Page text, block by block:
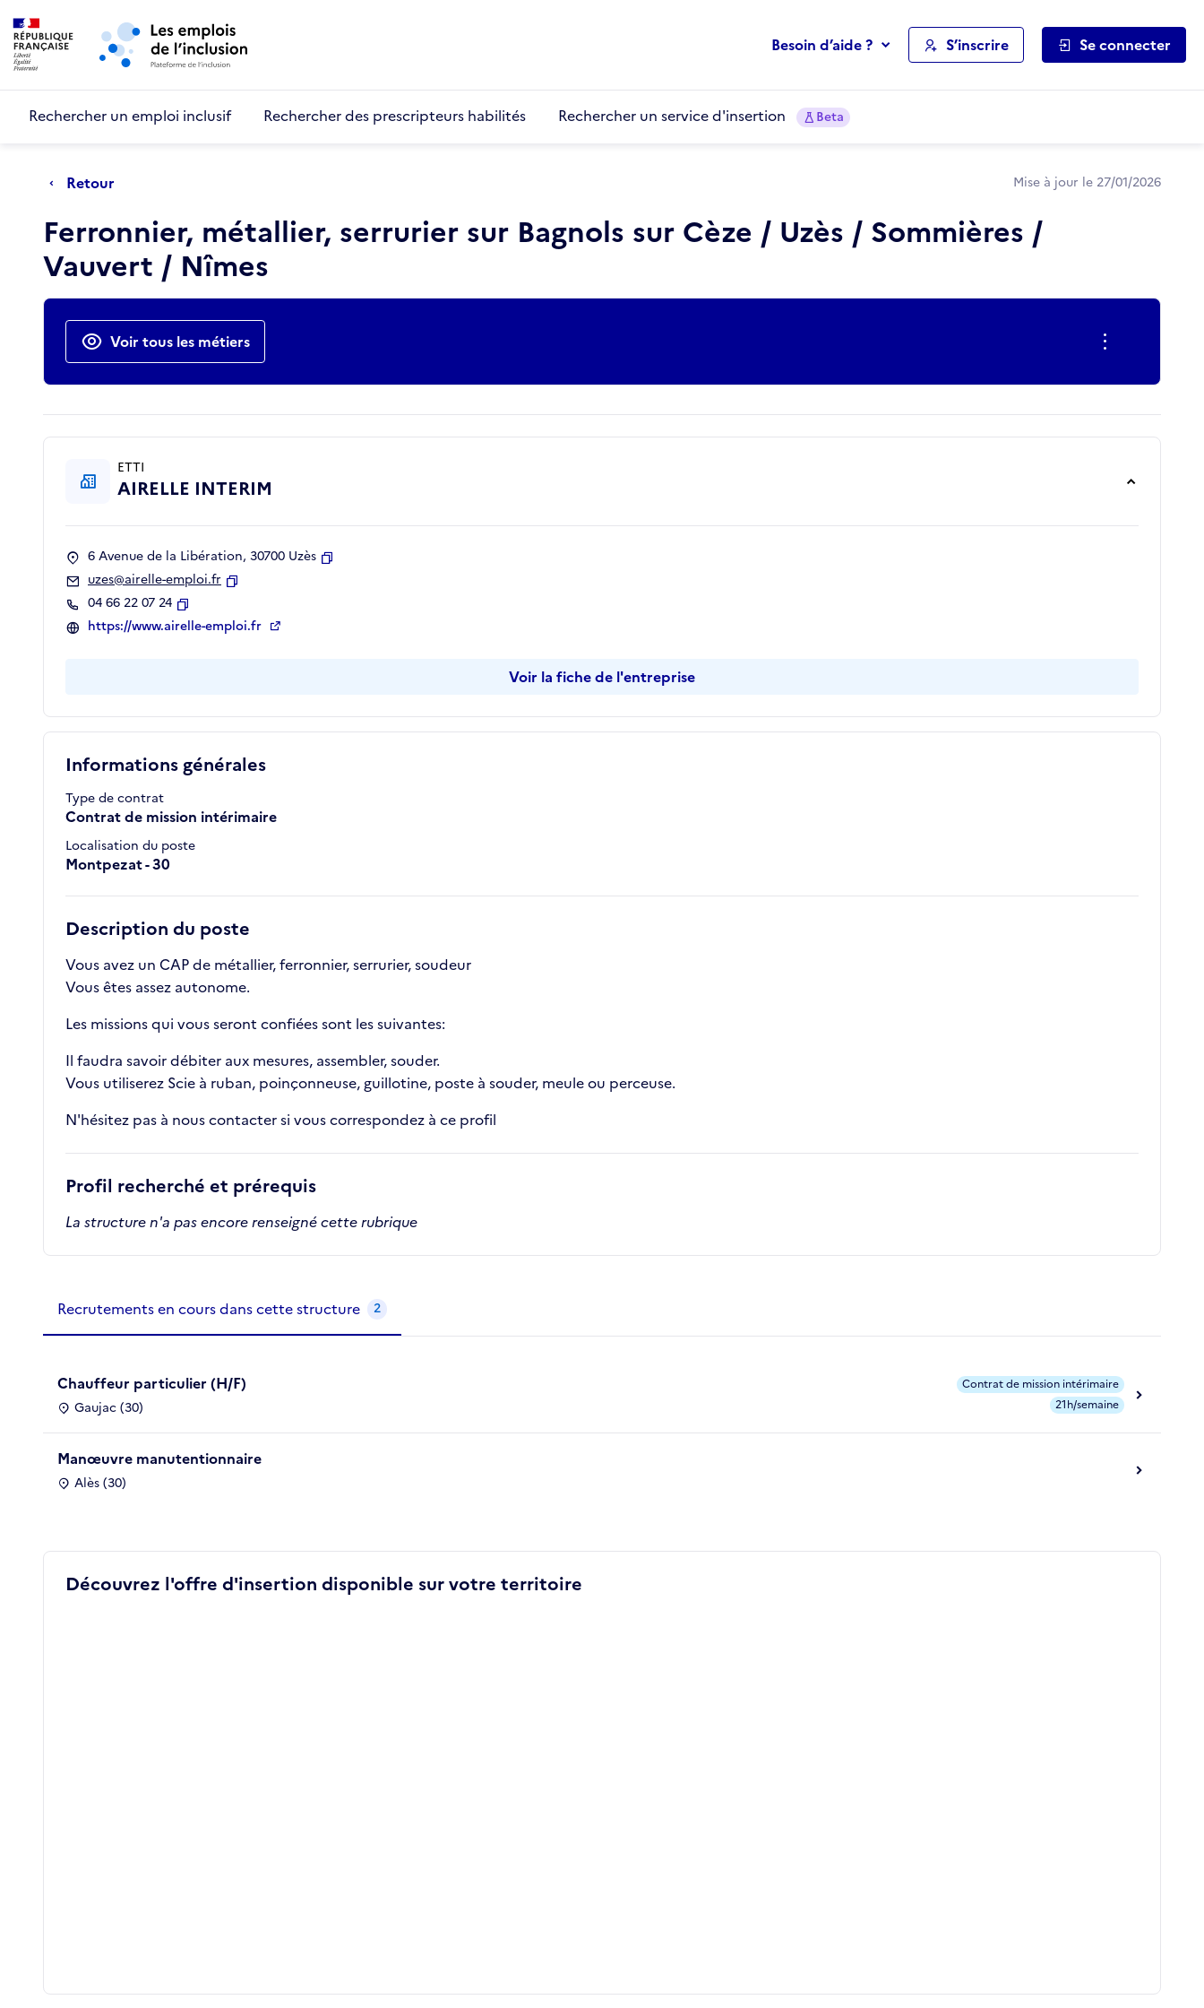
Aller au menu principal
Besoin d’aide ? S’inscrire Se connecter
Rechercher un emploi inclusif Rechercher des prescripteurs habilités Rechercher un service d'insertion Beta
Retour Mise à jour le 27/01/2026
Ferronnier, métallier, serrurier sur Bagnols sur Cèze / Uzès / Sommières /
Vauvert / Nîmes
Actions rapides
Voir tous les métiers
Informations générales
Type de contrat
Contrat de mission intérimaire
Localisation du poste
Montpezat - 30
Description du poste
Vous avez un CAP de métallier, ferronnier, serrurier, soudeur
Vous êtes assez autonome.
Les missions qui vous seront confiées sont les suivantes:
Il faudra savoir débiter aux mesures, assembler, souder.
Vous utiliserez Scie à ruban, poinçonneuse, guillotine, poste à souder, meule ou perceuse.
N'hésitez pas à nous contacter si vous correspondez à ce profil
Profil recherché et prérequis
La structure n'a pas encore renseigné cette rubrique
ETTI
AIRELLE INTERIM
6 Avenue de la Libération, 30700 Uzès
uzes@airelle-emploi.fr
04 66 22 07 24
Copier
https://www.airelle-emploi.fr
Voir la fiche de l'entreprise
Recrutements de la structure
Recrutements en cours dans cette structure 2
Chauffeur particulier (H/F)
Gaujac (30)
Contrat de mission intérimaire
21h/semaine
Manœuvre manutentionnaire
Alès (30)
Découvrez l'offre d'insertion disponible sur votre territoire